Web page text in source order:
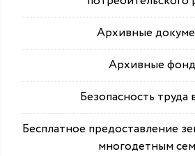
Архивные
Архивные
Безопасность труда
Бесплатное предоставление
многодетным